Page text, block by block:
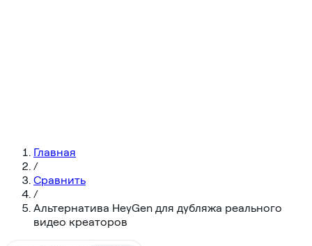
Главная
/
Сравнить
/
Альтернатива HeyGen для дубляжа реального
видео креаторов